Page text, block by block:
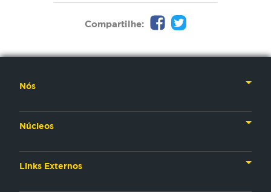
Compartilhe:
Nós
Núcleos
Links Externos